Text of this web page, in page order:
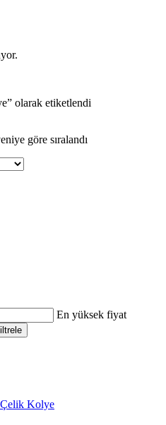
olarak etiketlendi
göre sıralandı
En yüksek fiyat